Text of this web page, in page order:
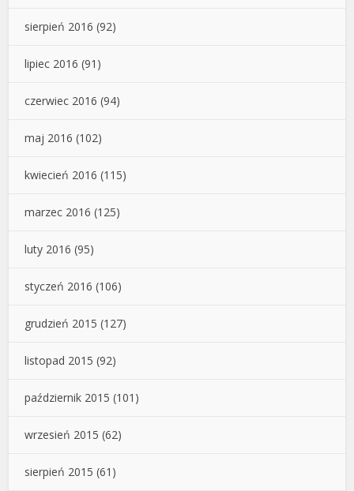
sierpień 2016 (92)
lipiec 2016 (91)
czerwiec 2016 (94)
maj 2016 (102)
kwiecień 2016 (115)
marzec 2016 (125)
luty 2016 (95)
styczeń 2016 (106)
grudzień 2015 (127)
listopad 2015 (92)
październik 2015 (101)
wrzesień 2015 (62)
sierpień 2015 (61)